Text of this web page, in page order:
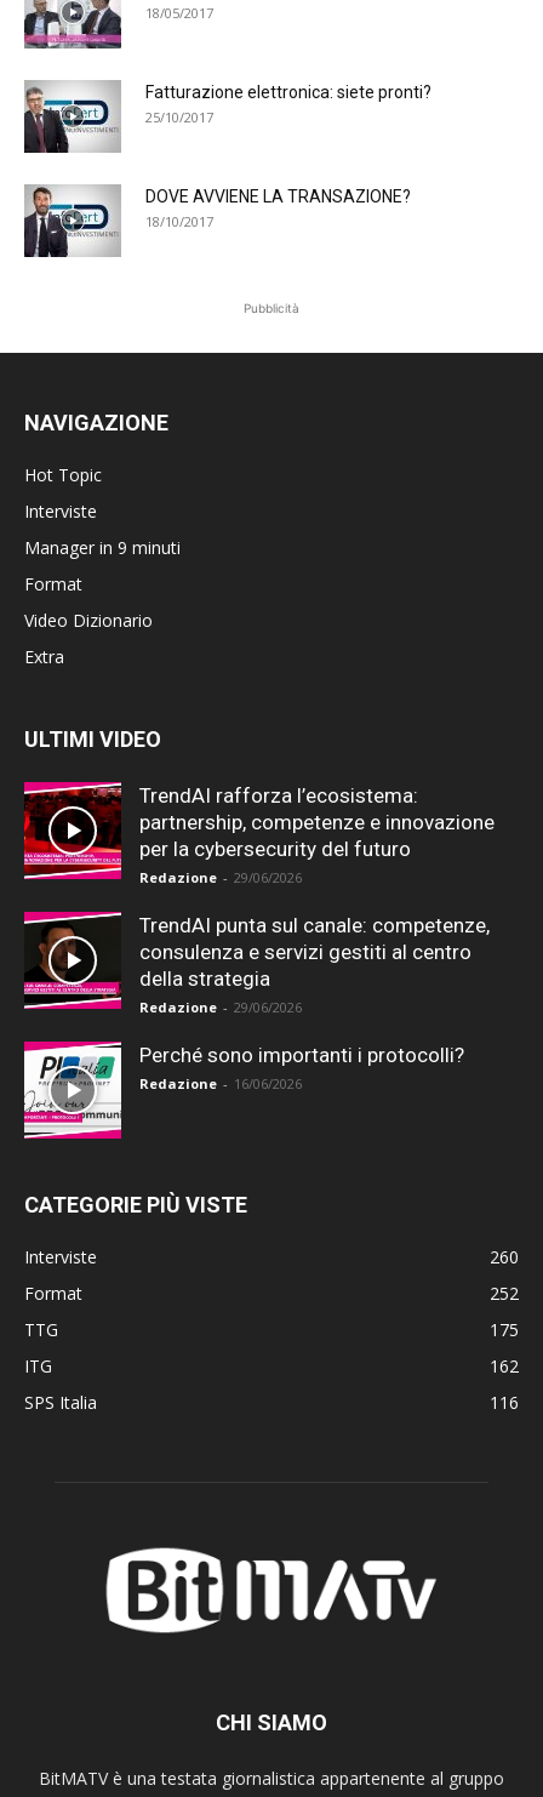
18/05/2017
Fatturazione elettronica: siete pronti?
25/10/2017
DOVE AVVIENE LA TRANSAZIONE?
18/10/2017
Pubblicità
NAVIGAZIONE
Hot Topic
Interviste
Manager in 9 minuti
Format
Video Dizionario
Extra
ULTIMI VIDEO
TrendAI rafforza l’ecosistema:
partnership, competenze e innovazione
per la cybersecurity del futuro
Redazione - 29/06/2026
TrendAI punta sul canale: competenze,
consulenza e servizi gestiti al centro
della strategia
Redazione - 29/06/2026
Perché sono importanti i protocolli?
Redazione - 16/06/2026
CATEGORIE PIÙ VISTE
Interviste
260
Format
252
TTG
175
ITG
162
SPS Italia
116
CHI SIAMO
BitMATV è una testata giornalistica appartenente al gruppo